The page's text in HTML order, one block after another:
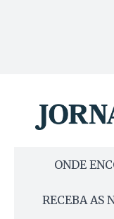
ONDE
RECEBA AS